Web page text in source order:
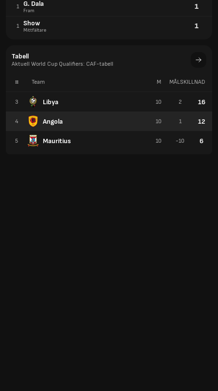
1 G. Dala
Fram 1
1 Show
Mittfältare 1
Tabell
Aktuell World Cup Qualifiers: CAF-tabell
# Team
3 Libya
4 Angola
5 Mauritius
M MÅLSKILLNAD
10 2 16
10 1 12
10 -10 6